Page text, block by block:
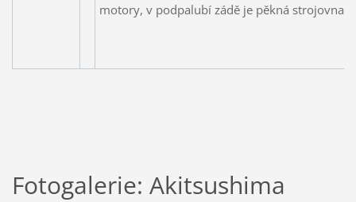
motory, v podpalubí zádě je pěkná strojovna
Fotogalerie: Akitsushima